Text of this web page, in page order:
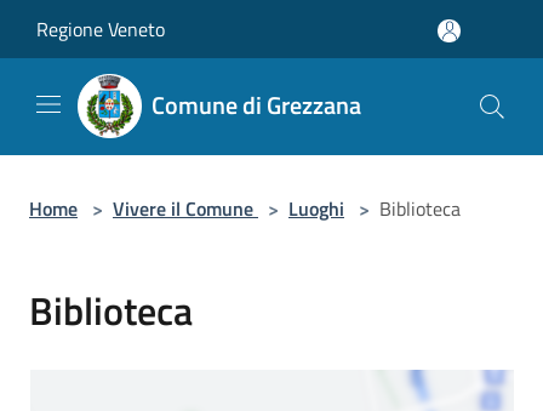
Regione Veneto
Comune di Grezzana
Home > Vivere il Comune > Luoghi > Biblioteca
Biblioteca